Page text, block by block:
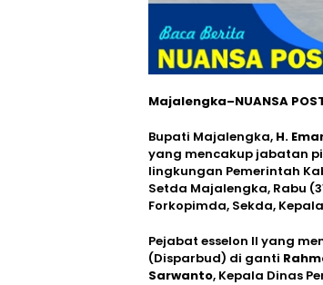
Majalengka–NUANSA
Bupati Majalengka, H.
yang mencakup jabatan
lingkungan Pemerintah
Setda Majalengka, Rabu
Forkopimda, Sekda,
Pejabat esselon II yang
(Disparbud) di ganti
Sarwanto, Kepala Dinas